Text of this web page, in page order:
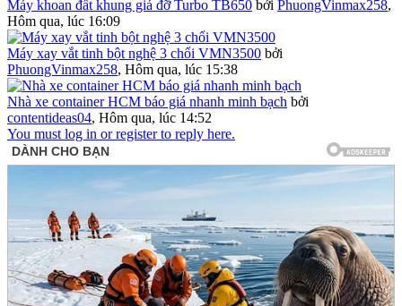
Máy khoan đất khung giá đỡ Turbo TB650 bởi PhuongVinmax258,
Hôm qua, lúc 16:09
Máy xay vắt tinh bột nghệ 3 chổi VMN3500 bởi
PhuongVinmax258, Hôm qua, lúc 15:38
Nhà xe container HCM báo giá nhanh minh bạch bởi
contentideas04, Hôm qua, lúc 14:52
You must log in or register to reply here.